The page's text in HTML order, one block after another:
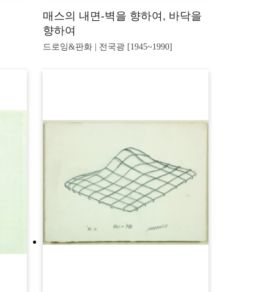
매스의 내면-벽을 향하여, 바닥을
향하여
드로잉&판화 | 전국광 [1945~1990]